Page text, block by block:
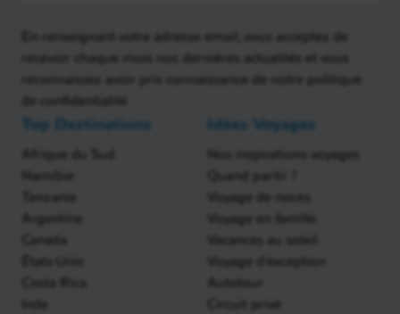
En renseignant votre adresse email, vous acceptez de
recevoir chaque mois nos dernières actualités et vous
reconnaissez avoir pris connaissance de notre politique
de confidentialité
Top Destinations
Afrique du Sud
Namibie
Tanzanie
Argentine
Canada
États-Unis
Costa Rica
Inde
Idées Voyages
Nos inspirations voyages
Quand partir ?
Voyage de noces
Voyage en famille
Vacances au soleil
Voyage d'exception
Autotour
Circuit privé